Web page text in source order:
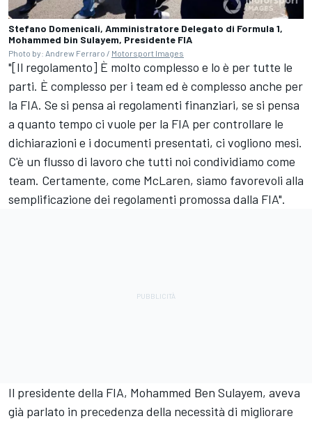
Stefano Domenicali, Amministratore Delegato di Formula 1,
Mohammed bin Sulayem, Presidente FIA
Photo by: Andrew Ferraro / Motorsport Images
"[Il regolamento] È molto complesso e lo è per tutte le
parti. È complesso per i team ed è complesso anche per
la FIA. Se si pensa ai regolamenti finanziari, se si pensa
a quanto tempo ci vuole per la FIA per controllare le
dichiarazioni e i documenti presentati, ci vogliono mesi.
C'è un flusso di lavoro che tutti noi condividiamo come
team. Certamente, come McLaren, siamo favorevoli alla
semplificazione dei regolamenti promossa dalla FIA".
Il presidente della FIA, Mohammed Ben Sulayem, aveva
già parlato in precedenza della necessità di migliorare